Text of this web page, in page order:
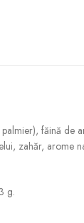
făină de
zahăr, arome
g.